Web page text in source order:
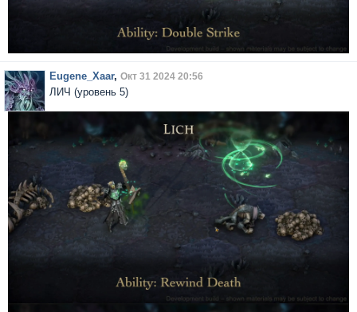
Eugene_Xaar, Окт 31 2024 20:56
ЛИЧ (уровень 5)